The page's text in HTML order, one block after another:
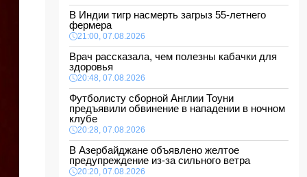
В Индии тигр насмерть загрыз 55-летнего
фермера
21:00, 07.08.2026
Врач рассказала, чем полезны кабачки для
здоровья
20:48, 07.08.2026
Футболисту сборной Англии Тоуни
предъявили обвинение в нападении в ночном
клубе
20:28, 07.08.2026
В Азербайджане объявлено желтое
предупреждение из-за сильного ветра
20:20, 07.08.2026